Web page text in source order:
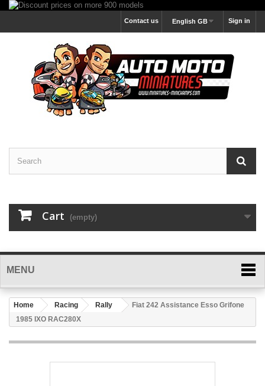
Sign in
English GB
Contact us
Cart (empty)
MENU
Home Racing Rally
Fiat 242 Assistance Esso Grifone
1985 IXO RAC280X